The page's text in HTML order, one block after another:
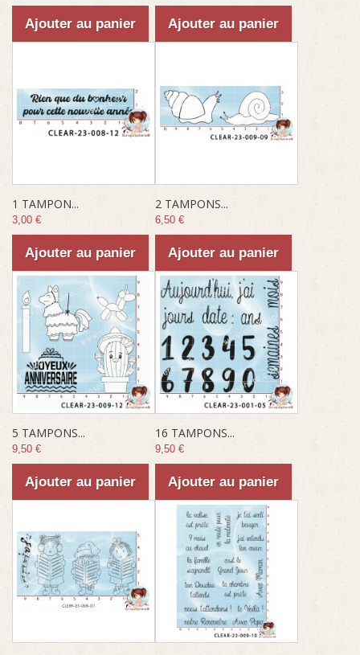
Ajouter au panier Ajouter au panier
1 TAMPON...
3,00 €
Ajouter au panier
2 TAMPONS...
6,50 €
Ajouter au panier
5 TAMPONS...
9,50 €
Ajouter au panier
16 TAMPONS...
9,50 €
Ajouter au panier